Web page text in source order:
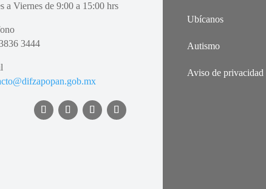
a Viernes de 9:00 a 15:00 hrs
3444
Ubícanos
Autismo
Aviso de privacidad